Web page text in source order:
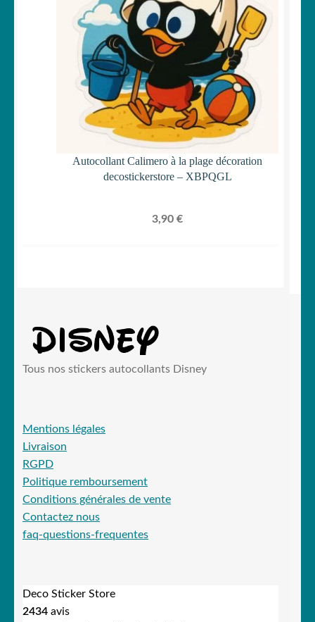
Autocollant Calimero à la plage décoration
decostickerstore – XBPQGL
3,90 €
Tous nos stickers autocollants Disney
Mentions légales
Livraison
RGPD
Politique remboursement
Conditions générales de vente
Contactez nous
faq-questions-frequentes
Deco Sticker Store
2434 avis